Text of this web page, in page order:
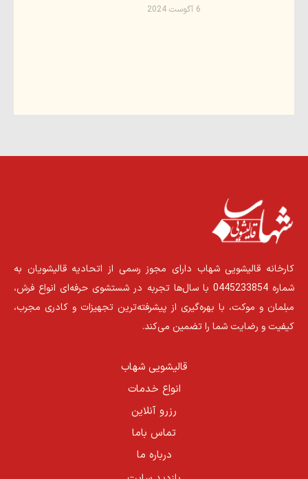
6 آگوست 2024
کارخانه قالیشویی شهاب دارای مجوز رسمی از اتحادیه قالیشویان به
شماره 0445233854 با سال‌ها تجربه در شستشوی حرفه‌ای انواع فرش،
مبلمان و موکت، با بهره‌گیری از پیشرفته‌ترین تجهیزات و کادری مجرب،
کیفیت و رضایت شما را تضمین می‌کند.
قالیشویی شهاب
انواع خدمات
رزرو آنلاین
تماس باما
درباره ما